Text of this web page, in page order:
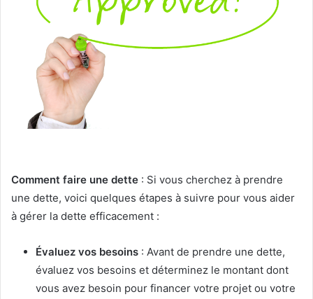
Comment faire une dette : Si vous cherchez à prendre
une dette, voici quelques étapes à suivre pour vous aider
à gérer la dette efficacement :
Évaluez vos besoins : Avant de prendre une dette,
évaluez vos besoins et déterminez le montant dont
vous avez besoin pour financer votre projet ou votre